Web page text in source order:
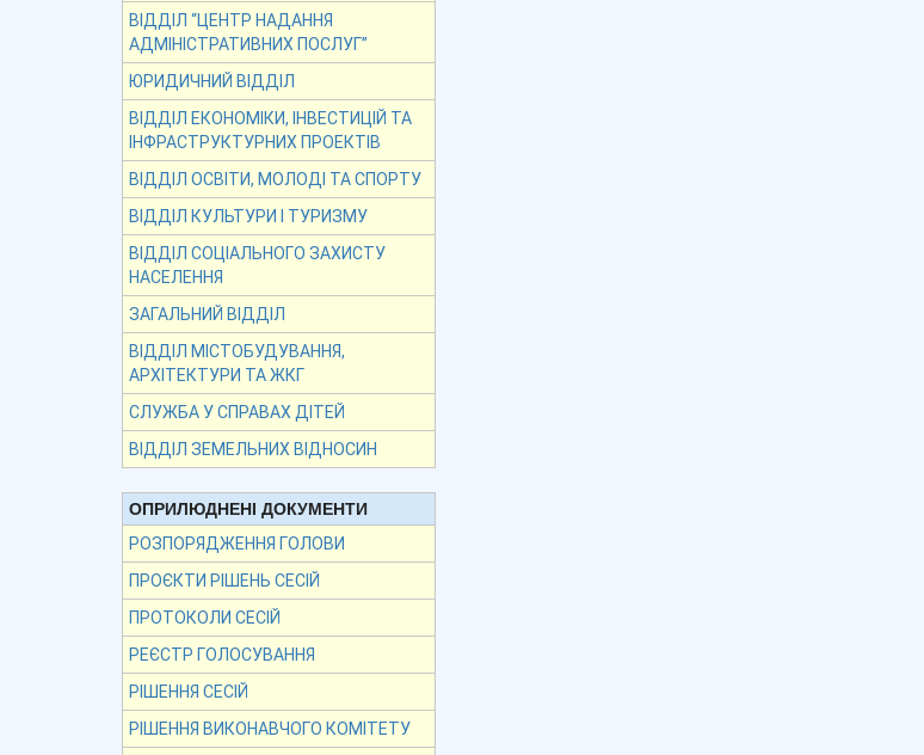
ВІДДІЛ “ЦЕНТР НАДАННЯ
АДМІНІСТРАТИВНИХ ПОСЛУГ”
ЮРИДИЧНИЙ ВІДДІЛ
ВІДДІЛ ЕКОНОМІКИ, ІНВЕСТИЦІЙ ТА
ІНФРАСТРУКТУРНИХ ПРОЕКТІВ
ВІДДІЛ ОСВІТИ, МОЛОДІ ТА СПОРТУ
ВІДДІЛ КУЛЬТУРИ І ТУРИЗМУ
ВІДДІЛ СОЦІАЛЬНОГО ЗАХИСТУ
НАСЕЛЕННЯ
ЗАГАЛЬНИЙ ВІДДІЛ
ВІДДІЛ МІСТОБУДУВАННЯ,
АРХІТЕКТУРИ ТА ЖКГ
СЛУЖБА У СПРАВАХ ДІТЕЙ
ВІДДІЛ ЗЕМЕЛЬНИХ ВІДНОСИН
ОПРИЛЮДНЕНІ ДОКУМЕНТИ
РОЗПОРЯДЖЕННЯ ГОЛОВИ
ПРОЄКТИ РІШЕНЬ СЕСІЙ
ПРОТОКОЛИ СЕСІЙ
РЕЄСТР ГОЛОСУВАННЯ
РІШЕННЯ СЕСІЙ
РІШЕННЯ ВИКОНАВЧОГО КОМІТЕТУ